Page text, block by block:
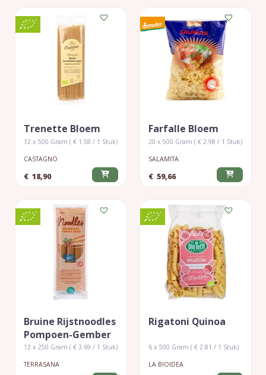
Trenette Bloem
12 x 500 Gram ( € 1.58 / 1 Stuk)
CASTAGNO
€ 18,90
Farfalle Bloem
20 x 500 Gram ( € 2.98 / 1 Stuk)
SALAMITA
€ 59,66
Bruine Rijstnoodles
Pompoen-Gember
12 x 250 Gram ( € 3.69 / 1 Stuk)
TERRASANA
Rigatoni Quinoa
6 x 500 Gram ( € 2.81 / 1 Stuk)
LA BIOIDEA